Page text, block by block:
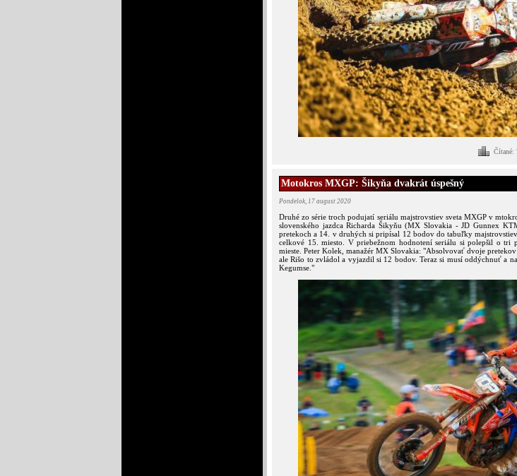
Čítané:
Motokros MXGP: Šikyňa dvakrát úspešný
Pondelok, 17 august 2020
Druhé zo série troch podujatí seriálu majstrovstiev sveta MXGP v
slovenského jazdca Richarda Šikyňu (MX Slovakia - JD Gunnex
pretekoch a 14. v druhých si pripísal 12 bodov do tabuľky
celkové 15. miesto. V priebežnom hodnotení seriálu si polepšil o tri
mieste. Peter Kolek, manažér MX Slovakia: "Absolvovať dvoje
ale Rišo to zvládol a vyjazdil si 12 bodov. Teraz si musí oddýchnuť a
Kegumse."